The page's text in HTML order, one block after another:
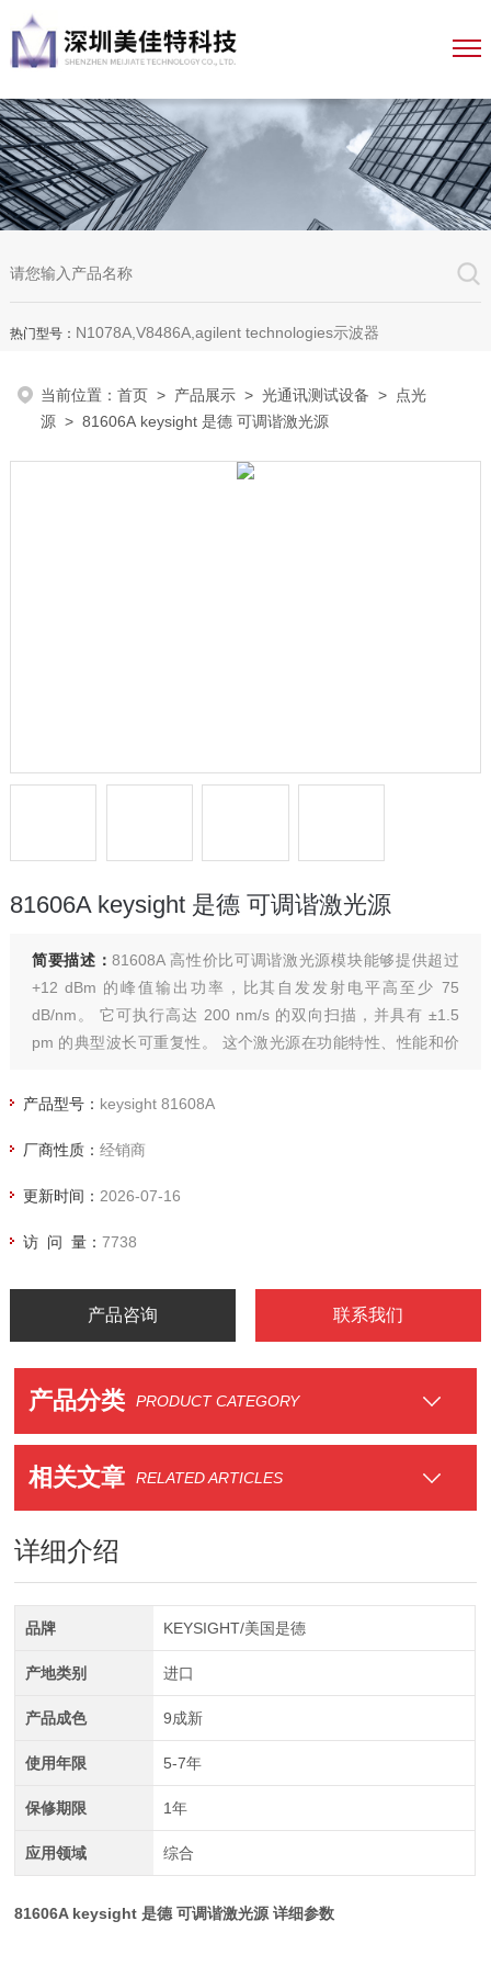
热门型号： N1078A,V8486A,agilent technologies示波器
当前位置：首页 > 产品展示 >光通讯测试设备 > 点光
源 > 81606A keysight 是德 可调谐激光源
81606A keysight 是德 可调谐激光源
简要描述：81608A 高性价比可调谐激光源模块能够提供超过
+12 dBm 的峰值输出功率，比其自发发射电平高至少 75
dB/nm。 它可执行高达 200 nm/s 的双向扫描，并具有 ±1.5
pm 的典型波长可重复性。 这个激光源在功能特性、性能和价
线上进行经济高效的元器件测试。81606A keysight 是德 可调
产品型号： keysight 81608A
厂商性质： 经销商
更新时间： 2026-07-16
访 问 量： 7738
产品咨询 联系我们
产品分类 PRODUCT CATEGORY
相关文章 RELATED ARTICLES
详细介绍
品牌 KEYSIGHT/美国是德
产地类别 进口
产品成色 9成新
使用年限 5-7年
保修期限 1年
应用领域 综合
81606A keysight 是德 可调谐激光源 详细参数